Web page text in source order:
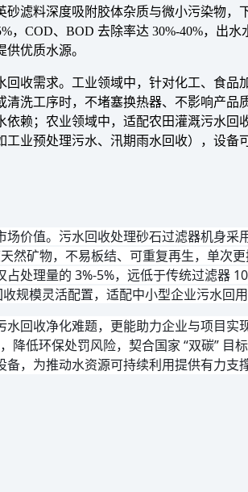
滤料深度吸附胶体杂质与微小污染物
，COD、BOD 去除率达 30%-40%，出
优质水源。
回收需求。工业领域中，针对化工、食
洗工序时，不堵塞换热器、不影响产
赖；农业领域中，适配农田灌溉污水
业预处理污水、汛期雨水回收），设
价值。污水回收处理砂石过滤器机身
然矿物，不易板结、可重复再生，单次
处理量的 3%-5%，远低于传统过滤器
规模灵活配置，适配中小型企业污水回
回收净化难题，更能助力企业与项目
降低环保处罚风险，契合国家 “双碳”
，为推动水资源可持续利用提供有力支撑